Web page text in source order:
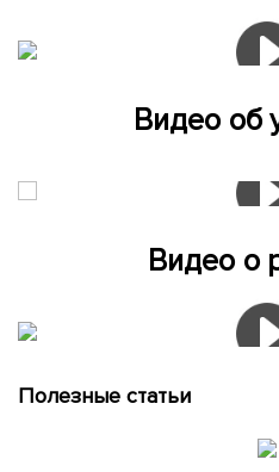
Видео об
Видео о
Полезные статьи